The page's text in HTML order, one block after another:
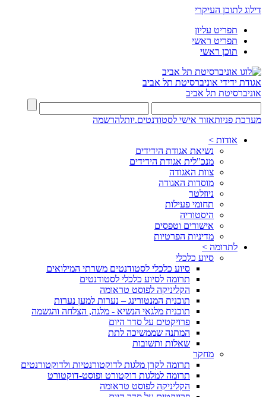
דילוג לתוכן העיקרי
תפריט עליון
תפריט ראשי
תוכן ראשי
אגודת ידידי אוניברסיטת תל אביב
אוניברסיטת תל אביב
מערכת פניותאזור אישי לסטודנטים.יותלהרשמה
אודות >
נשיאת אגודת הידידים
מנכ"לית אגודת הידידים
צוות האגודה
מוסדות האגודה
ניוזלטר
תחומי פעילות
היסטוריה
אישורים וטפסים
מדיניות הפרטיות
לתרומה >
סיוע כלכלי
סיוע כלכלי לסטודנטים משרתי המילואים
תרומה לסיוע כלכלי לסטודנטים
הקליניקה לפוסט טראומה
תוכנית המנטורינג – נערות למען נערות
תוכנית מלגאי הנשיא - מלגה, הצלחה והגשמה
פרויקטים על סדר היום
המתנה שממשיכה לתת
שאלות ותשובות
מחקר
תרומה לקרן מלגות לדוקטורנטיות ולדוקטורנטים
תרומה למלגות דוקטורט ופוסט-דוקטורט
הקליניקה לפוסט טראומה